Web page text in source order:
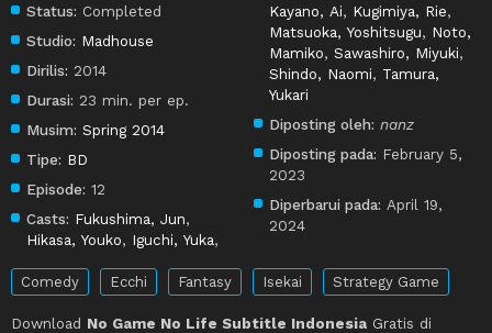
Status: Completed
Studio: Madhouse
Dirilis: 2014
Durasi: 23 min. per ep.
Musim: Spring 2014
Tipe: BD
Episode: 12
Casts: Fukushima, Jun,
Hikasa, Youko, Iguchi, Yuka,
Kayano, Ai, Kugimiya, Rie,
Matsuoka, Yoshitsugu, Noto,
Mamiko,Sawashiro, Miyuki,
Shindo, Naomi, Tamura,
Yukari
Diposting oleh: nanz
Diposting pada: February 5,
2023
Diperbarui pada: April 19,
2024
Comedy Ecchi Fantasy Isekai Strategy Game
Download No Game No Life Subtitle Indonesia Gratis di